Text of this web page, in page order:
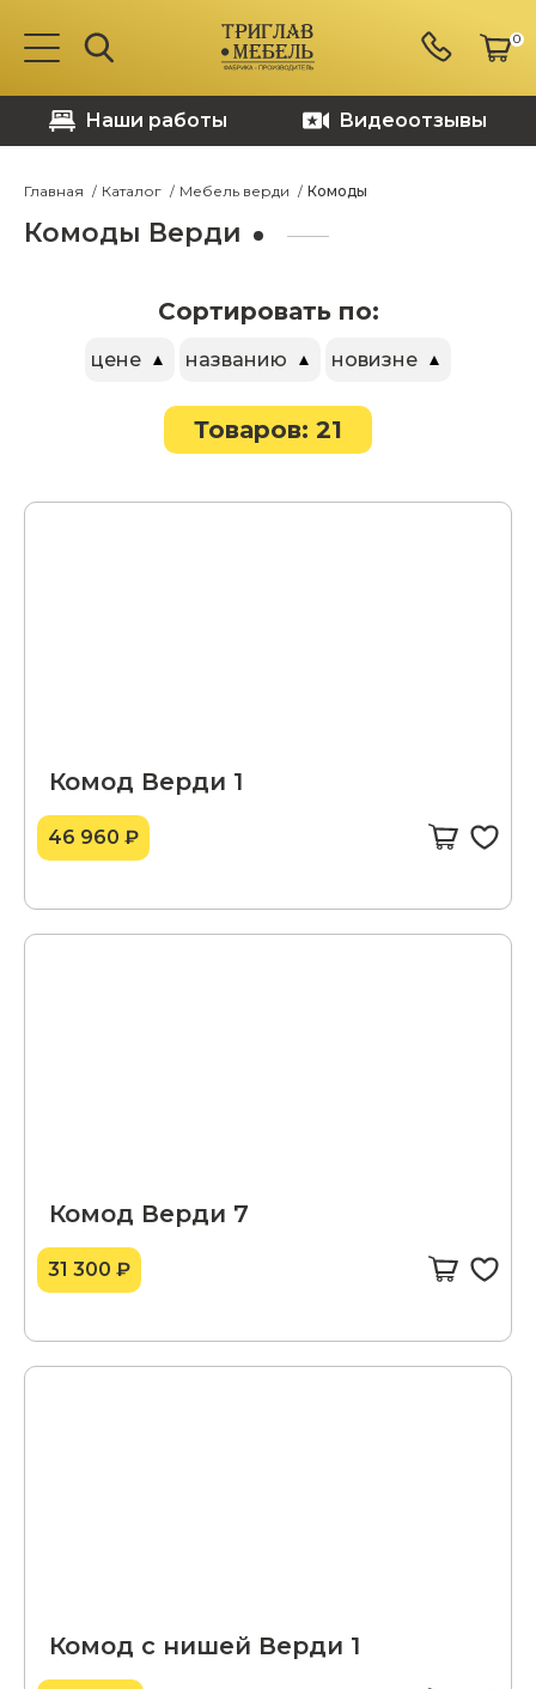
0
Наши работы Видеоотзывы
Главная Каталог Мебель верди Комоды
Комоды Верди
Сортировать по:
цене названию новизне
Товаров: 21
Комод Верди 1
46 960 ₽
Комод Верди 7
31 300 ₽
Комод с нишей Верди 1